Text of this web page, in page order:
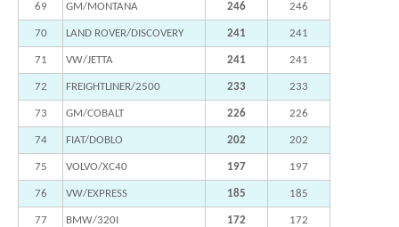
69 GM/MONTANA 246 246
70 LAND ROVER/DISCOVERY 241 241
71 VW/JETTA 241 241
72 FREIGHTLINER/2500 233 233
73 GM/COBALT 226 226
74 FIAT/DOBLO 202 202
75 VOLVO/XC40 197 197
76 VW/EXPRESS 185 185
77 BMW/320I 172 172